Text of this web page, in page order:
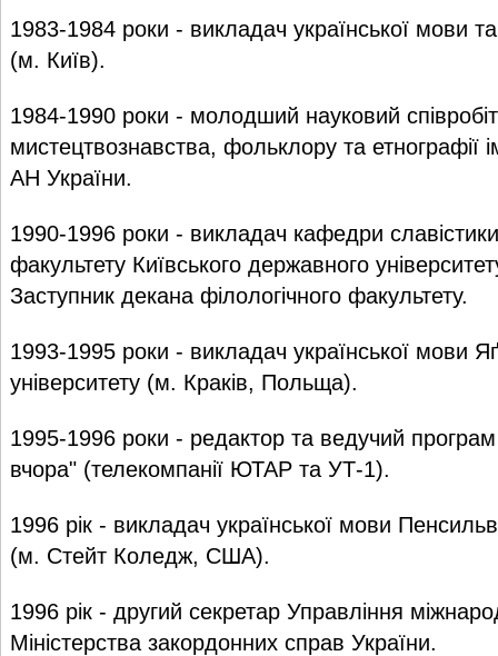
1983-1984 роки - викладач української мови
(м. Київ).
1984-1990 роки - молодший науковий
мистецтвознавства, фольклору та етнографії
АН України.
1990-1996 роки - викладач кафедри славістики
факультету Київського державного
Заступник декана філологічного факультету.
1993-1995 роки - викладач української мови
університету (м. Краків, Польща).
1995-1996 роки - редактор та ведучий програм
вчора" (телекомпанії ЮТАР та УТ-1).
1996 рік - викладач української мови
(м. Стейт Коледж, США).
1996 рік - другий секретар Управління
Міністерства закордонних справ України.